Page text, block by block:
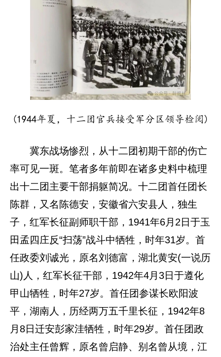
(1944年夏，十二团官兵接受军分区领导检阅)
冀东战场惨烈，从十二团初期干部的伤亡
率可见一斑。笔者多年前即在诸多史料中梳理
出十二团主要干部捐躯简况。十二团首任团长
陈群，又名陈德安，安徽省六安县人，独生
子，红军长征副师职干部，1941年6月2日于玉
田孟四庄反“扫荡”战斗中牺牲，时年31岁。首
任政委刘诚光，原名刘德富，湖北黄安(一说历
山)人，红军长征干部，1942年4月3日于遵化
甲山牺牲，时年27岁。首任团参谋长欧阳波
平，湖南人，历经两万五千里长征，1942年8
月8日迁安彭家洼牺牲，时年29岁。首任团政
治处主任曾辉，原名曾启静、别名曾从境，江